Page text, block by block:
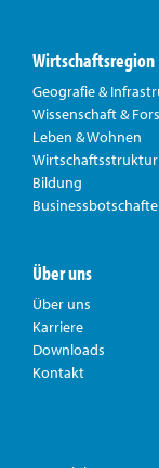
Wirtschaftsregion
Geografie &
Wissenschaft &
Leben & Wohnen
Wirtschaftsstruktur
Bildung
Über uns
Über uns
Karriere
Downloads
Kontakt